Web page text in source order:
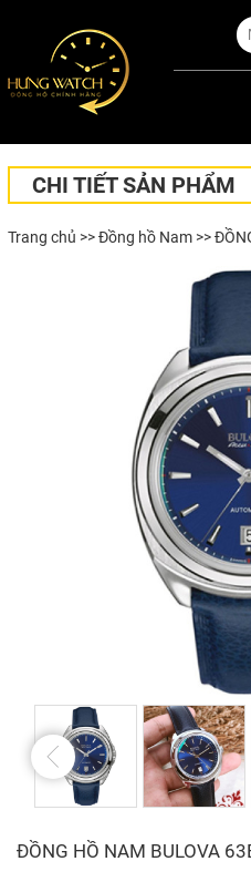
CHI TIẾT SẢN PHẨM
Trang chủ >>Đồng hồ Nam>>
ĐỒNG HỒ NAM BULOVA